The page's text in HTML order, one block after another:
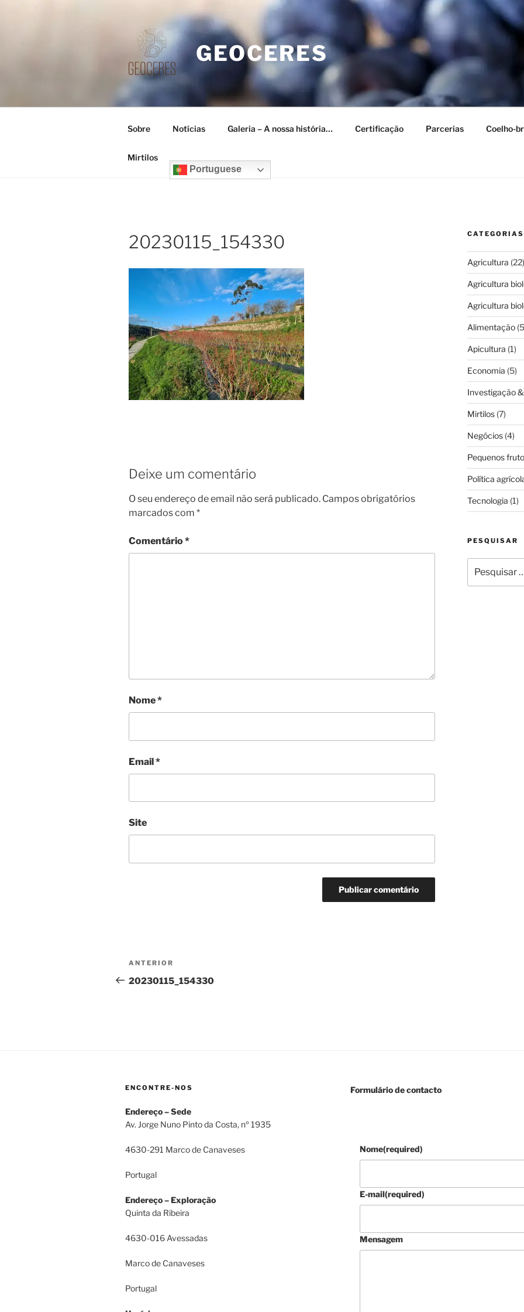
GEOCERES
Sobre Notícias Galeria – A nossa história… Certificação Parcerias Coelho-
Mirtilos
Portuguese
20230115_154330
Deixe um comentário
O seu endereço de email não será publicado. Campos obrigatórios
marcados com *
Comentário*
Nome*
Email*
Site
Navegação
de
Conteúdo
anterior
ANTERIOR
20230115_154330
CATEGORIAS
Agricultura (22)
Agricultura
Agricultura
Alimentação
Apicultura (1)
Economia (5)
Investigação
Mirtilos(7)
Negócios(4)
Pequenos
Política
Tecnologia (1)
PESQUISAR
por:
ENCONTRE-NOS
Endereço – Sede
Av. Jorge Nuno Pinto da Costa, nº 1935
4630-291 Marco de Canaveses
Portugal
Endereço – Exploração
Quinta da Ribeira
4630-016 Avessadas
Marco de Canaveses
Portugal
Formulário de contacto
Nome(required)
E-mail(required)
Mensagem